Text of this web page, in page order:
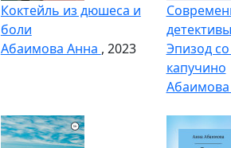
Коктейль из дюшеса и
боли
Абаимова Анна , 2023
детективы
Эпизод
капучино